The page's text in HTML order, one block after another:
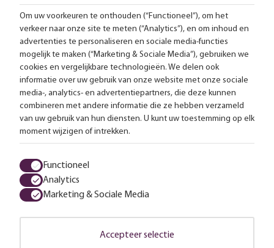
Gratis bezorging vanaf 99,-
Advies op maat
Meer dan 25.000 lampen op voorraad
4.57 uit 2853 reviews
Algemene voorwaarden
Om uw voorkeuren te onthouden (“Functioneel”), om het
verkeer naar onze site te meten (“Analytics”), en om inhoud en
advertenties te personaliseren en sociale media-functies
mogelijk te maken (“Marketing & Sociale Media”), gebruiken we
cookies en vergelijkbare technologieën. We delen ook
informatie over uw gebruik van onze website met onze sociale
media-, analytics- en advertentiepartners, die deze kunnen
combineren met andere informatie die ze hebben verzameld
van uw gebruik van hun diensten. U kunt uw toestemming op elk
moment wijzigen of intrekken.
Functioneel
Analytics
Marketing & Sociale Media
Accepteer selectie